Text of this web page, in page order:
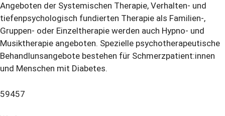
Angeboten der Systemischen Therapie, Verhalten- und
tiefenpsychologisch fundierten Therapie als Familien-,
Gruppen- oder Einzeltherapie werden auch Hypno- und
Musiktherapie angeboten. Spezielle psychotherapeutische
Behandlunsangebote bestehen für Schmerzpatient:innen
und Menschen mit Diabetes.
59457